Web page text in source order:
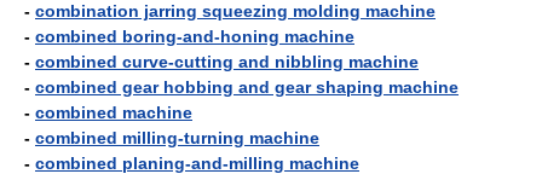
- combination jarring squeezing molding machine
- combined boring-and-honing machine
- combined curve-cutting and nibbling machine
- combined gear hobbing and gear shaping machine
- combined machine
- combined milling-turning machine
- combined planing-and-milling machine